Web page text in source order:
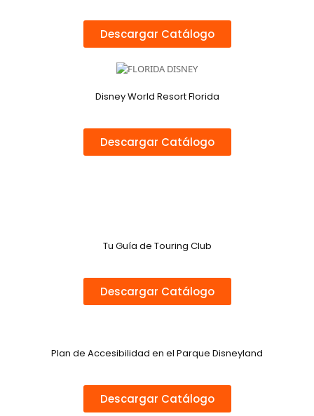
Descargar Catálogo
Disney World Resort Florida
Descargar Catálogo
Tu Guía de Touring Club
Descargar Catálogo
Plan de Accesibilidad en el Parque Disneyland
Descargar Catálogo